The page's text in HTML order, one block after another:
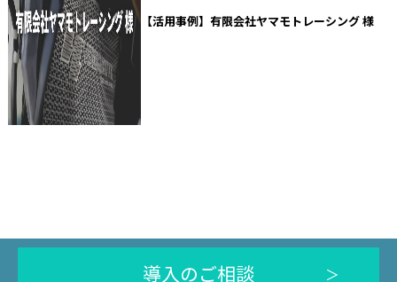
【活用事例】有限会社ヤマモトレーシング 様
導入のご相談